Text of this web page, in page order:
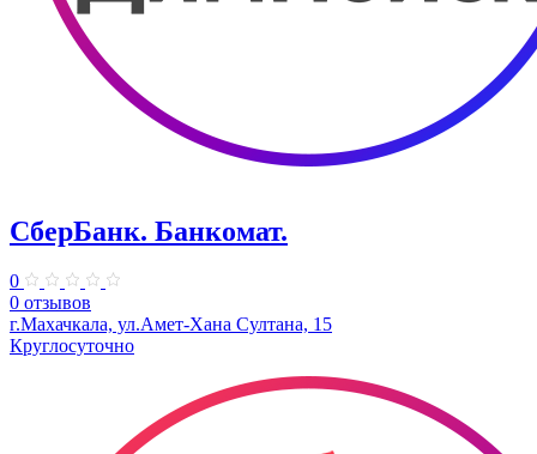
СберБанк. Банкомат.
0
0 отзывов
г.Махачкала, ​ул.Амет-Хана Султана, 15
Круглосуточно